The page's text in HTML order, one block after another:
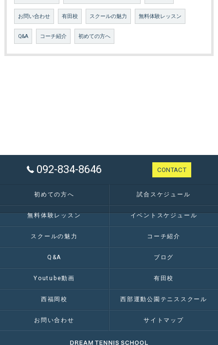
お問い合わせ 有田校 スクールの魅力 無料体験レッスン
Q&A コーチ紹介 初めての方へ
092-834-8646 CONTACT
初めての方へ 試合スケジュール
無料体験レッスン イベントスケジュール
スクールの魅力 コーチ紹介
Q&A ブログ
Youtube動画 有田校
西福岡校 西部運動公園テニススクール
お問い合わせ サイトマップ